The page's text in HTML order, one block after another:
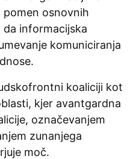
pomen osnovnih
informacijska
komuniciranja
koaliciji kot
kjer avantgardna
označevanjem
zunanjega
moč.